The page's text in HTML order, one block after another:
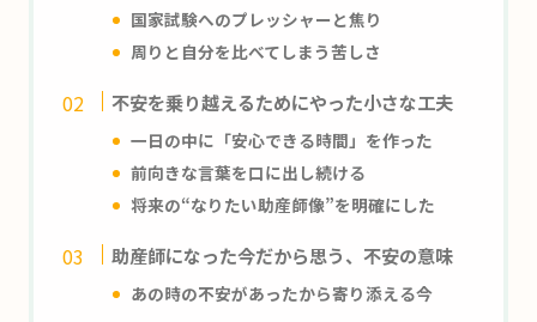
国家試験へのプレッシャーと焦り
周りと自分を比べてしまう苦しさ
不安を乗り越えるためにやった小さな工夫
一日の中に「安心できる時間」を作った
前向きな言葉を口に出し続ける
将来の“なりたい助産師像”を明確にした
助産師になった今だから思う、不安の意味
あの時の不安があったから寄り添える今